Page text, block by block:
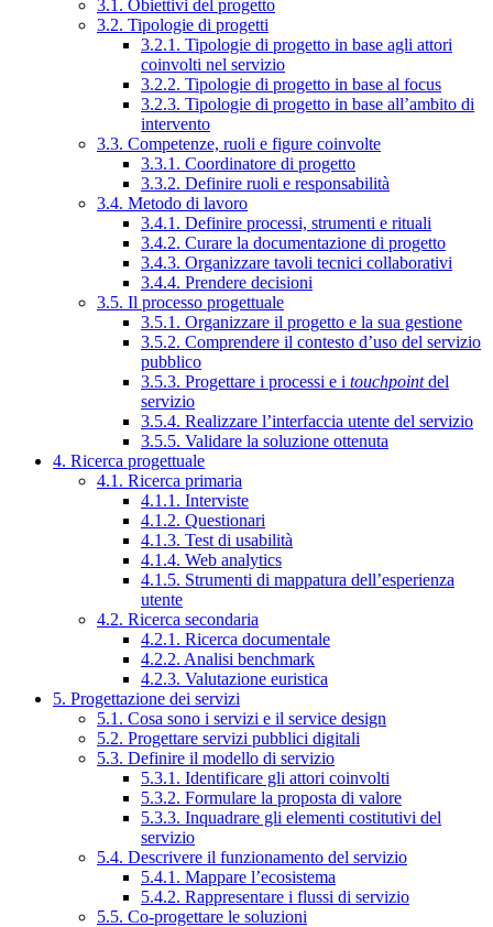
3.1. Obiettivi del progetto
3.2. Tipologie di progetti
3.2.1. Tipologie di progetto in base agli attori
coinvolti nel servizio
3.2.2. Tipologie di progetto in base al focus
3.2.3. Tipologie di progetto in base all’ambito di
intervento
3.3. Competenze, ruoli e figure coinvolte
3.3.1. Coordinatore di progetto
3.3.2. Definire ruoli e responsabilità
3.4. Metodo di lavoro
3.4.1. Definire processi, strumenti e rituali
3.4.2. Curare la documentazione di progetto
3.4.3. Organizzare tavoli tecnici collaborativi
3.4.4. Prendere decisioni
3.5. Il processo progettuale
3.5.1. Organizzare il progetto e la sua gestione
3.5.2. Comprendere il contesto d’uso del servizio
pubblico
3.5.3. Progettare i processi e i touchpointdel
servizio
3.5.4. Realizzare l’interfaccia utente del servizio
3.5.5. Validare la soluzione ottenuta
4. Ricerca progettuale
4.1. Ricerca primaria
4.1.1. Interviste
4.1.2. Questionari
4.1.3. Test di usabilità
4.1.4. Web analytics
4.1.5. Strumenti di mappatura dell’esperienza
utente
4.2. Ricerca secondaria
4.2.1. Ricerca documentale
4.2.2. Analisi benchmark
4.2.3. Valutazione euristica
5. Progettazione dei servizi
5.1. Cosa sono i servizi e il service design
5.2. Progettare servizi pubblici digitali
5.3. Definire il modello di servizio
5.3.1. Identificare gli attori coinvolti
5.3.2. Formulare la proposta di valore
5.3.3. Inquadrare gli elementi costitutivi del
servizio
5.4. Descrivere il funzionamento del servizio
5.4.1. Mappare l’ecosistema
5.4.2. Rappresentare i flussi di servizio
5.5. Co-progettare le soluzioni